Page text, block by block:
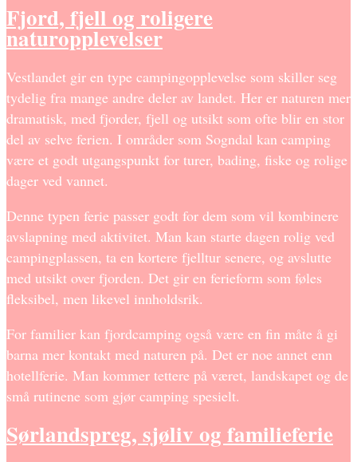
Fjord, fjell og roligere
naturopplevelser
Vestlandet gir en type campingopplevelse som skiller seg
tydelig fra mange andre deler av landet. Her er naturen mer
dramatisk, med fjorder, fjell og utsikt som ofte blir en stor
del av selve ferien. I områder som Sogndal kan camping
være et godt utgangspunkt for turer, bading, fiske og rolige
dager ved vannet.
Denne typen ferie passer godt for dem som vil kombinere
avslapning med aktivitet. Man kan starte dagen rolig ved
campingplassen, ta en kortere fjelltur senere, og avslutte
med utsikt over fjorden. Det gir en ferieform som føles
fleksibel, men likevel innholdsrik.
For familier kan fjordcamping også være en fin måte å gi
barna mer kontakt med naturen på. Det er noe annet enn
hotellferie. Man kommer tettere på været, landskapet og de
små rutinene som gjør camping spesielt.
Sørlandspreg, sjøliv og familieferie